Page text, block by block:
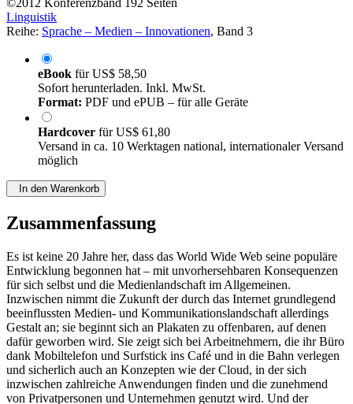
©2012 Konferenzband 192 Seiten
Linguistik
Reihe: Sprache – Medien – Innovationen, Band 3
eBook fürUS$ 58,50
Sofort herunterladen. Inkl. MwSt.
Format: PDF und ePUB – für alle Geräte
Hardcover fürUS$ 61,80
Versand in ca. 10 Werktagen national, internationaler Versand
möglich
In den Warenkorb
Zusammenfassung
Es ist keine 20 Jahre her, dass das World Wide Web seine populäre
Entwicklung begonnen hat – mit unvorhersehbaren Konsequenzen
für sich selbst und die Medienlandschaft im Allgemeinen.
Inzwischen nimmt die Zukunft der durch das Internet grundlegend
beeinflussten Medien- und Kommunikationslandschaft allerdings
Gestalt an; sie beginnt sich an Plakaten zu offenbaren, auf denen
dafür geworben wird. Sie zeigt sich bei Arbeitnehmern, die ihr Büro
dank Mobiltelefon und Surfstick ins Café und in die Bahn verlegen
und sicherlich auch an Konzepten wie der Cloud, in der sich
inzwischen zahlreiche Anwendungen finden und die zunehmend
von Privatpersonen und Unternehmen genutzt wird. Und der